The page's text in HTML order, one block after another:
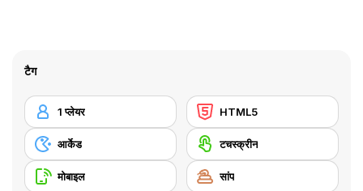
टैग
1 प्लेयर HTML5
आर्केड टचस्क्रीन
मोबाइल सांप